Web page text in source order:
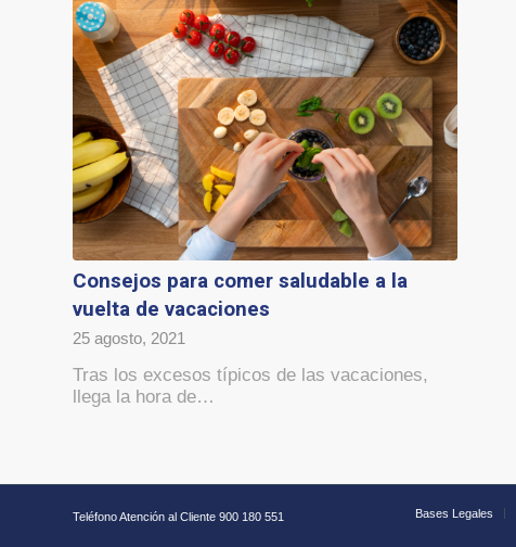
Consejos para comer saludable a la
vuelta de vacaciones
25 agosto, 2021
Tras los excesos típicos de las vacaciones,
llega la hora de…
Teléfono Atención al Cliente 900 180 551 Bases Legales